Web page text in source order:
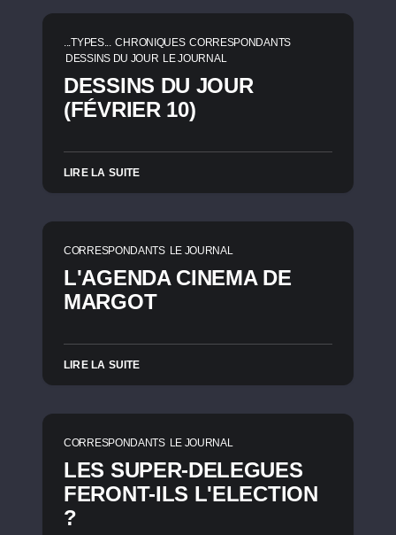
...TYPES... CHRONIQUES CORRESPONDANTS
DESSINS DU JOUR LE JOURNAL
DESSINS DU JOUR
(FÉVRIER 10)
LIRE LA SUITE
CORRESPONDANTS LE JOURNAL
L'AGENDA CINEMA DE
MARGOT
LIRE LA SUITE
CORRESPONDANTS LE JOURNAL
LES SUPER-DELEGUES
FERONT-ILS L'ELECTION
?